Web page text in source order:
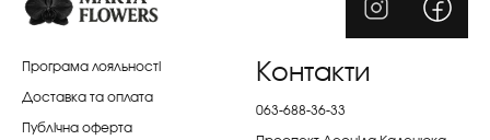
Програма лояльності
Доставка та оплата
Публічна оферта
Контакти
063-688-36-33